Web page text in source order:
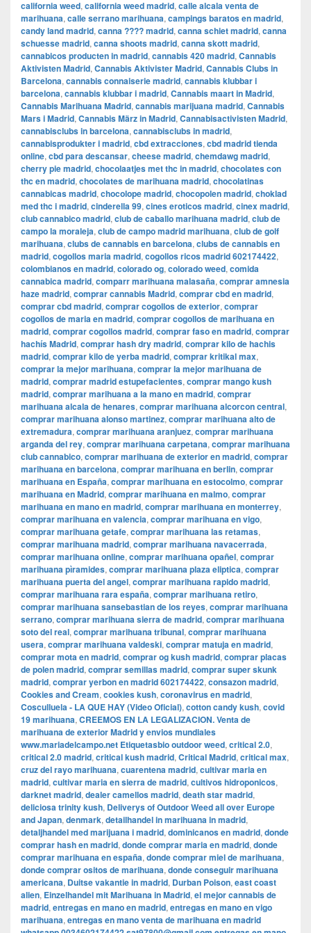
california weed, california weed madrid, calle alcala venta de
marihuana, calle serrano marihuana, campings baratos en madrid,
candy land madrid, canna ???? madrid, canna schiet madrid, canna
schuesse madrid, canna shoots madrid, canna skott madrid,
cannabicos producten in madrid, cannabis 420 madrid, Cannabis
Aktivisten Madrid, Cannabis Aktivister Madrid, Cannabis Clubs in
Barcelona, cannabis connaiserie madrid, cannabis klubbar i
barcelona, cannabis klubbar i madrid, Cannabis maart in Madrid,
Cannabis Marihuana Madrid, cannabis marijuana madrid, Cannabis
Mars i Madrid, Cannabis März in Madrid, Cannabisactivisten Madrid,
cannabisclubs in barcelona, cannabisclubs in madrid,
cannabisprodukter i madrid, cbd extracciones, cbd madrid tienda
online, cbd para descansar, cheese madrid, chemdawg madrid,
cherry pie madrid, chocolaatjes met thc in madrid, chocolates con
thc en madrid, chocolates de marihuana madrid, chocolatinas
cannabicas madrid, chocolope madrid, chocopolen madrid, choklad
med thc i madrid, cinderella 99, cines eroticos madrid, cinex madrid,
club cannabico madrid, club de caballo marihuana madrid, club de
campo la moraleja, club de campo madrid marihuana, club de golf
marihuana, clubs de cannabis en barcelona, clubs de cannabis en
madrid, cogollos maria madrid, cogollos ricos madrid 602174422,
colombianos en madrid, colorado og, colorado weed, comida
cannabica madrid, comparr marihuana malasaña, comprar amnesia
haze madrid, comprar cannabis Madrid, comprar cbd en madrid,
comprar cbd madrid, comprar cogollos de exterior, comprar
cogollos de maria en madrid, comprar cogollos de marihuana en
madrid, comprar cogollos madrid, comprar faso en madrid, comprar
hachís Madrid, comprar hash dry madrid, comprar kilo de hachis
madrid, comprar kilo de yerba madrid, comprar kritikal max,
comprar la mejor marihuana, comprar la mejor marihuana de
madrid, comprar madrid estupefacientes, comprar mango kush
madrid, comprar marihuana a la mano en madrid, comprar
marihuana alcala de henares, comprar marihuana alcorcon central,
comprar marihuana alonso martinez, comprar marihuana alto de
extremadura, comprar marihuana aranjuez, comprar marihuana
arganda del rey, comprar marihuana carpetana, comprar marihuana
club cannabico, comprar marihuana de exterior en madrid, comprar
marihuana en barcelona, comprar marihuana en berlin, comprar
marihuana en España, comprar marihuana en estocolmo, comprar
marihuana en Madrid, comprar marihuana en malmo, comprar
marihuana en mano en madrid, comprar marihuana en monterrey,
comprar marihuana en valencia, comprar marihuana en vigo,
comprar marihuana getafe, comprar marihuana las retamas,
comprar marihuana madrid, comprar marihuana navacerrada,
comprar marihuana online, comprar marihuana opañel, comprar
marihuana pìramides, comprar marihuana plaza eliptica, comprar
marihuana puerta del angel, comprar marihuana rapido madrid,
comprar marihuana rara españa, comprar marihuana retiro,
comprar marihuana sansebastian de los reyes, comprar marihuana
serrano, comprar marihuana sierra de madrid, comprar marihuana
soto del real, comprar marihuana tribunal, comprar marihuana
usera, comprar marihuana valdeski, comprar matuja en madrid,
comprar mota en madrid, comprar og kush madrid, comprar placas
de polen madrid, comprar semillas madrid, comprar super skunk
madrid, comprar yerbon en madrid 602174422, consazon madrid,
Cookies and Cream, cookies kush, coronavirus en madrid,
Cosculluela - LA QUE HAY (Video Oficial), cotton candy kush, covid
19 marihuana, CREEMOS EN LA LEGALIZACION. Venta de
marihuana de exterior Madrid y envios mundiales
www.mariadelcampo.net Etiquetasbio outdoor weed, critical 2.0,
critical 2.0 madrid, critical kush madrid, Critical Madrid, critical max,
cruz del rayo marihuana, cuarentena madrid, cultivar maria en
madrid, cultivar maria en sierra de madrid, cultivos hidroponicos,
darknet madrid, dealer camellos madrid, death star madrid,
deliciosa trinity kush, Deliverys of Outdoor Weed all over Europe
and Japan, denmark, detailhandel in marihuana in madrid,
detaljhandel med marijuana i madrid, dominicanos en madrid, donde
comprar hash en madrid, donde comprar maria en madrid, donde
comprar marihuana en españa, donde comprar miel de marihuana,
donde comprar ositos de marihuana, donde conseguir marihuana
americana, Duitse vakantie in madrid, Durban Poison, east coast
alien, Einzelhandel mit Marihuana in Madrid, el mejor cannabis de
madrid, entregas en mano en madrid, entregas en mano en vigo
marihuana, entregas en mano venta de marihuana en madrid